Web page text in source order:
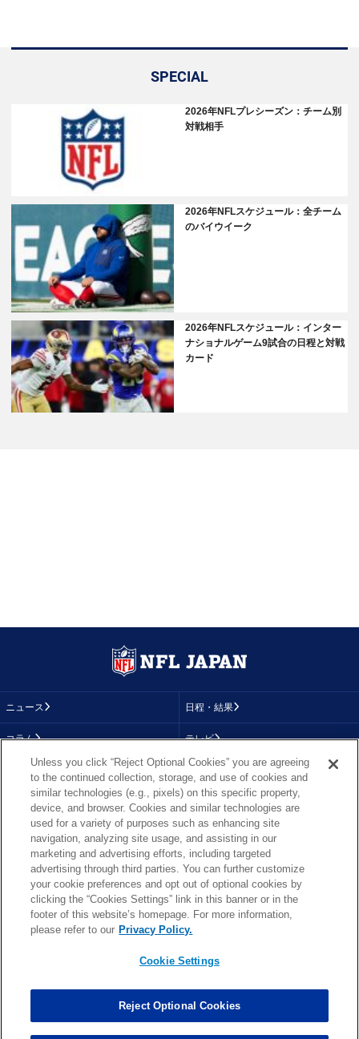
SPECIAL
2026年NFLプレシーズン：チーム別
対戦相手
2026年NFLスケジュール：全チーム
のバイウイーク
2026年NFLスケジュール：インター
ナショナルゲーム9試合の日程と対戦
カード
ニュース 日程・結果
コラム テレビ
画像
順位表
About NFL
More NFL 特集
TOP お問い合わせ FAQ
PHOTO BY AP Images / PHOTO BY Getty Images
Unless you click “Reject Optional Cookies” you are agreeing
to the continued collection, storage, and use of cookies and
similar technologies (e.g., pixels) on this specific property,
device, and browser. Cookies and similar technologies are
used for a variety of purposes such as enhancing site
navigation, analyzing site usage, and assisting in our
marketing and advertising efforts, including targeted
advertising through third parties. You can further customize
your cookie preferences and opt out of optional cookies by
clicking the “Cookies Settings” link in this banner or in the
footer of this website’s homepage. For more information,
please refer to our Privacy Policy.
Cookie Settings
Reject Optional Cookies